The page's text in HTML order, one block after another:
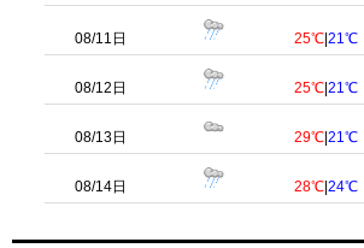
08/11日 25℃ |21℃
08/12日 25℃ |21℃
08/13日 29℃ |21℃
08/14日 28℃ |24℃